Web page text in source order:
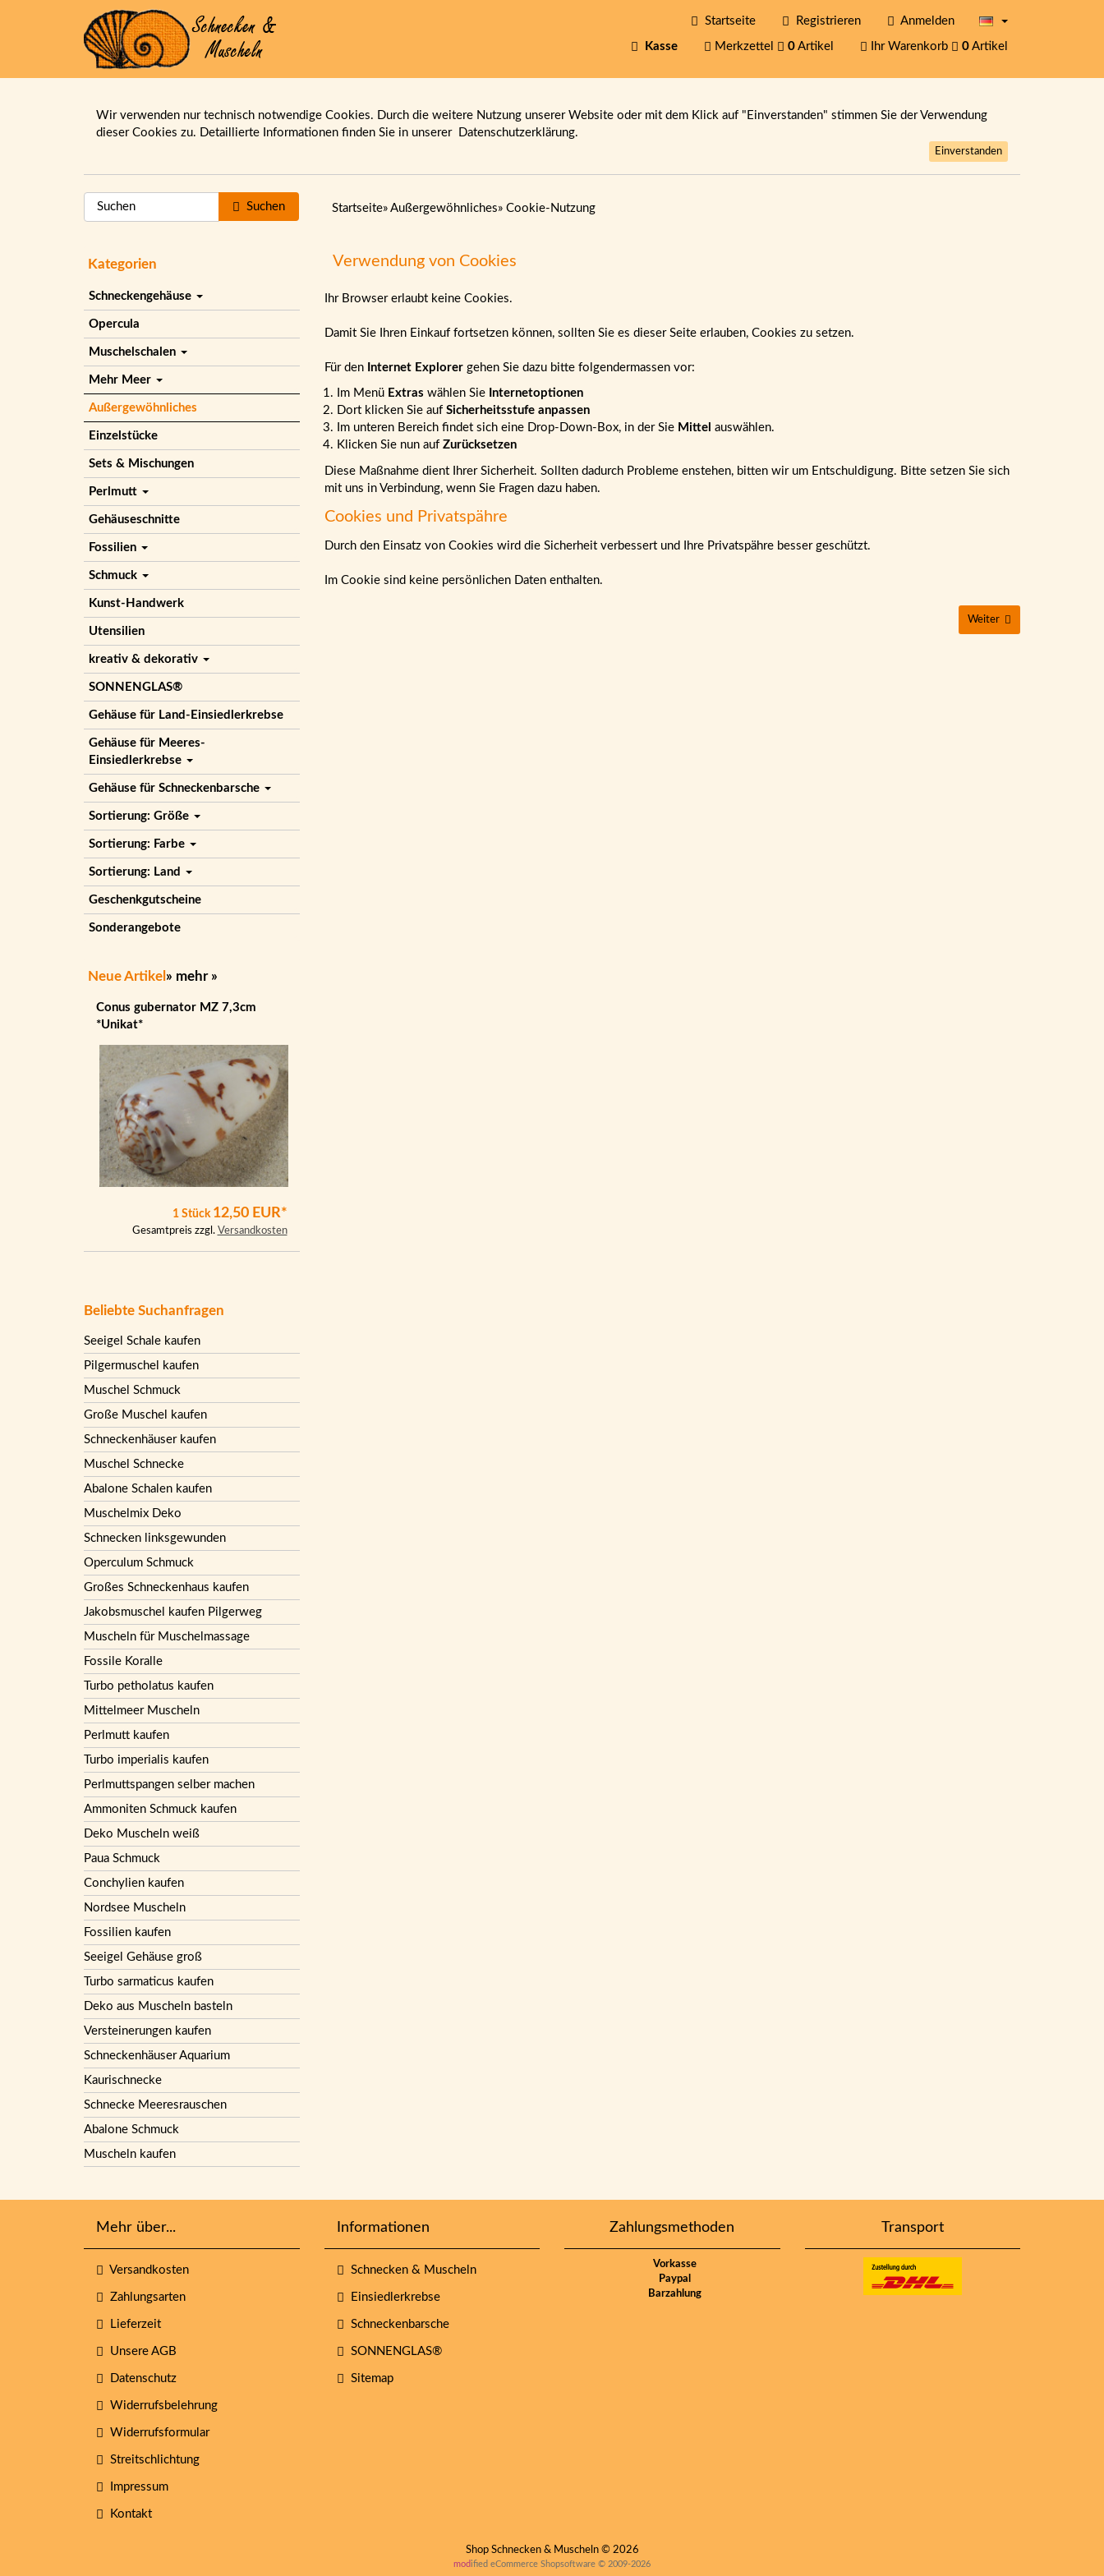
Startseite Registrieren Anmelden
Kasse Merkzettel 0 Artikel Ihr Warenkorb 0 Artikel
Wir verwenden nur technisch notwendige Cookies. Durch die weitere Nutzung unserer Website oder mit dem Klick auf "Einverstanden" stimmen Sie der Verwendung
dieser Cookies zu. Detaillierte Informationen finden Sie in unserer Datenschutzerklärung.
Einverstanden
Suchen
Kategorien
Schneckengehäuse
Opercula
Muschelschalen
Mehr Meer
Außergewöhnliches
Einzelstücke
Sets & Mischungen
Perlmutt
Gehäuseschnitte
Fossilien
Schmuck
Kunst-Handwerk
Utensilien
kreativ & dekorativ
SONNENGLAS®
Gehäuse für Land-Einsiedlerkrebse
Gehäuse für Meeres-
Einsiedlerkrebse
Gehäuse für Schneckenbarsche
Sortierung: Größe
Sortierung: Farbe
Sortierung: Land
Geschenkgutscheine
Sonderangebote
Neue Artikel » mehr »
Conus gubernator MZ 7,3cm
*Unikat*
1 Stück 12,50 EUR*
Gesamtpreis zzgl. Versandkosten
Beliebte Suchanfragen
Seeigel Schale kaufen
Pilgermuschel kaufen
Muschel Schmuck
Große Muschel kaufen
Schneckenhäuser kaufen
Muschel Schnecke
Abalone Schalen kaufen
Muschelmix Deko
Schnecken linksgewunden
Operculum Schmuck
Großes Schneckenhaus kaufen
Jakobsmuschel kaufen Pilgerweg
Muscheln für Muschelmassage
Fossile Koralle
Turbo petholatus kaufen
Mittelmeer Muscheln
Perlmutt kaufen
Turbo imperialis kaufen
Perlmuttspangen selber machen
Ammoniten Schmuck kaufen
Deko Muscheln weiß
Paua Schmuck
Conchylien kaufen
Nordsee Muscheln
Fossilien kaufen
Seeigel Gehäuse groß
Turbo sarmaticus kaufen
Deko aus Muscheln basteln
Versteinerungen kaufen
Schneckenhäuser Aquarium
Kaurischnecke
Schnecke Meeresrauschen
Abalone Schmuck
Muscheln kaufen
Startseite» Außergewöhnliches» Cookie-Nutzung
Verwendung von Cookies
Ihr Browser erlaubt keine Cookies.
Damit Sie Ihren Einkauf fortsetzen können, sollten Sie es dieser Seite erlauben, Cookies zu setzen.
Für den Internet Explorergehen Sie dazu bitte folgendermassen vor:
Im Menü Extras wählen Sie Internetoptionen
Dort klicken Sie auf Sicherheitsstufe anpassen
Im unteren Bereich findet sich eine Drop-Down-Box, in der Sie Mittel auswählen.
Klicken Sie nun auf Zurücksetzen
Diese Maßnahme dient Ihrer Sicherheit. Sollten dadurch Probleme enstehen, bitten wir um Entschuldigung. Bitte setzen Sie sich
mit uns in Verbindung, wenn Sie Fragen dazu haben.
Cookies und Privatspähre
Durch den Einsatz von Cookies wird die Sicherheit verbessert und Ihre Privatspähre besser geschützt.
Im Cookie sind keine persönlichen Daten enthalten.
Weiter
Mehr über...
Versandkosten
Zahlungsarten
Lieferzeit
Unsere AGB
Datenschutz
Widerrufsbelehrung
Widerrufsformular
Streitschlichtung
Impressum
Kontakt
Informationen
Schnecken & Muscheln
Einsiedlerkrebse
Schneckenbarsche
SONNENGLAS®
Sitemap
Zahlungsmethoden
Vorkasse
Paypal
Barzahlung
Transport
Shop Schnecken & Muscheln © 2026
modified eCommerce Shopsoftware © 2009-2026